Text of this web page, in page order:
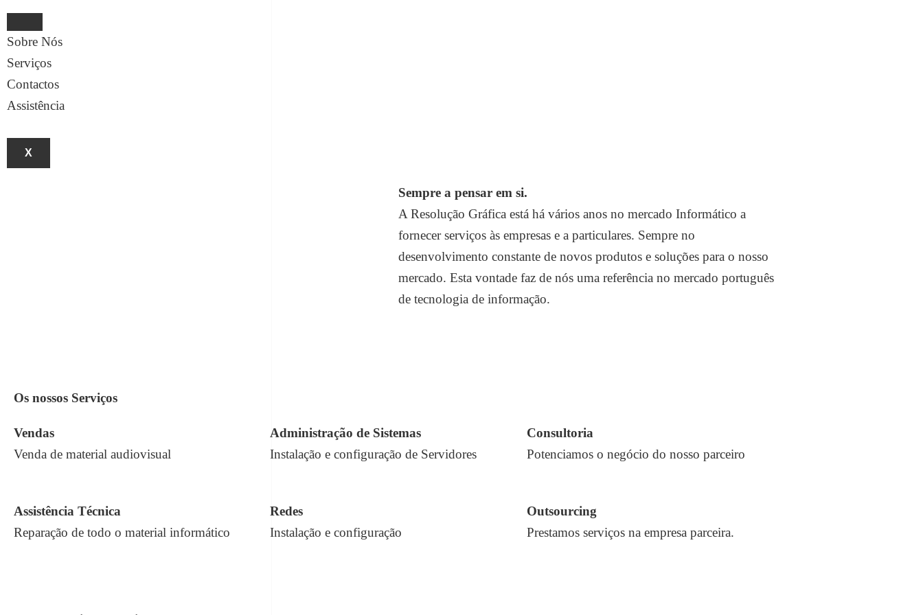
Sobre Nós
Serviços
Contactos
Assistência
X
Sempre a pensar em si.
A Resolução Gráfica está há vários anos no mercado Informático a
fornecer serviços às empresas e a particulares. Sempre no
desenvolvimento constante de novos produtos e soluções para o nosso
mercado. Esta vontade faz de nós uma referência no mercado português
de tecnologia de informação.
Os nossos Serviços
Vendas
Venda de material audiovisual
Assistência Técnica
Reparação de todo o material informático
Administração de Sistemas
Instalação e configuração de Servidores
Redes
Instalação e configuração
Consultoria
Potenciamos o negócio do nosso parceiro
Outsourcing
Prestamos serviços na empresa parceira.